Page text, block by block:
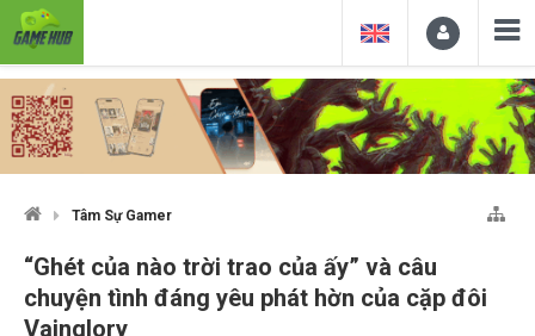
Tâm Sự Gamer
“Ghét của nào trời trao của ấy” và câu
chuyện tình đáng yêu phát hờn của cặp đôi
Vainglory